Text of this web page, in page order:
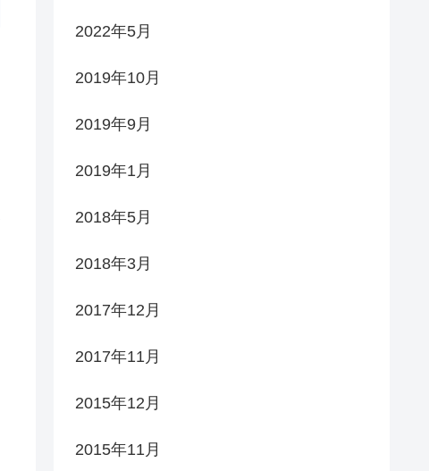
2022年5月
2019年10月
2019年9月
2019年1月
2018年5月
2018年3月
2017年12月
2017年11月
2015年12月
2015年11月